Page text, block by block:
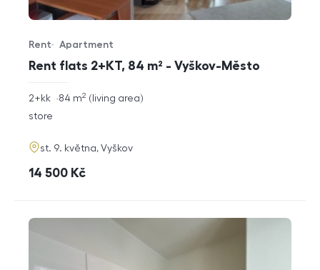
Rent flats 2+KT, 84 m² - Vyškov-Město
Offer type
Rent
Property type
Apartment
rozměry
2+kk living area
84 m2
funkce
store
adresa
st. 9. května, Vyškov
cena
14 500 Kč